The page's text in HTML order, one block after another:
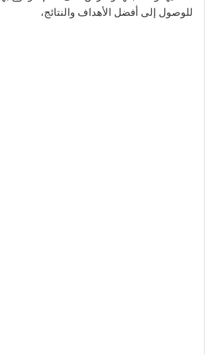
للوصول إلى أفضل الأهداف والنتائج،